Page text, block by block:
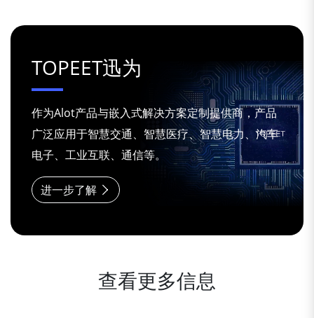
TOPEET迅为
作为Alot产品与嵌入式解决方案定制提供商，产品
广泛应用于智慧交通、智慧医疗、智慧电力、汽车
电子、工业互联、通信等。
进一步了解
查看更多信息